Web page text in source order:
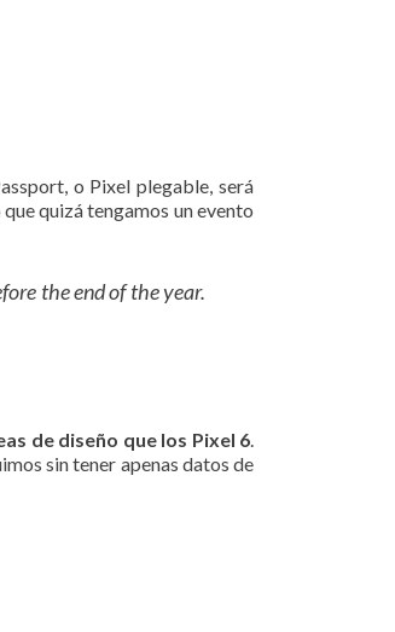
o Pixel plegable, será
quizá tengamos un evento
the end of the year.
de diseño que los Pixel 6
sin tener apenas datos de